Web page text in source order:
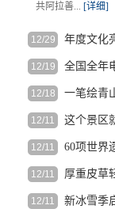
共阿拉善... [详细]
12/29 年度文化
祖国西南，大山深
第一拨进... [详细]
12/19
全国全年
12/18
一笔绘青
著名艺术家赵一丁
物集团 ...[详细]
12/11
这个景区
12/11
60项世界
“十五五”规划建议
细]
12/11 厚重皮草
皮草这一在时尚长
12/11 新冰雪季